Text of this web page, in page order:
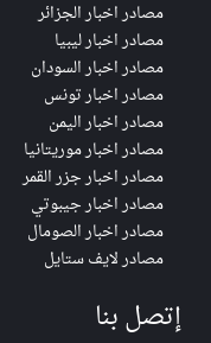
مصادر اخبار الجزائر
مصادر اخبار ليبيا
مصادر اخبار السودان
مصادر اخبار تونس
مصادر اخبار اليمن
مصادر اخبار موريتانيا
مصادر اخبار جزر القمر
مصادر اخبار جيبوتي
مصادر اخبار الصومال
مصادر لايف ستايل
إتصل بنا